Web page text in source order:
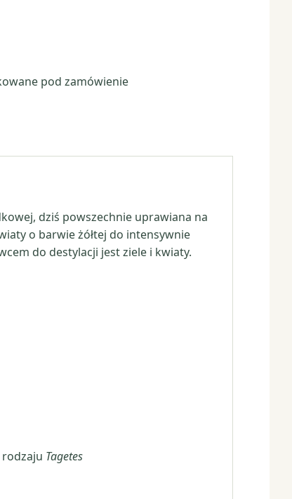
pod zamówienie
dziś powszechnie uprawiana na
o barwie żółtej do intensywnie
do destylacji jest ziele i kwiaty.
Tagetes